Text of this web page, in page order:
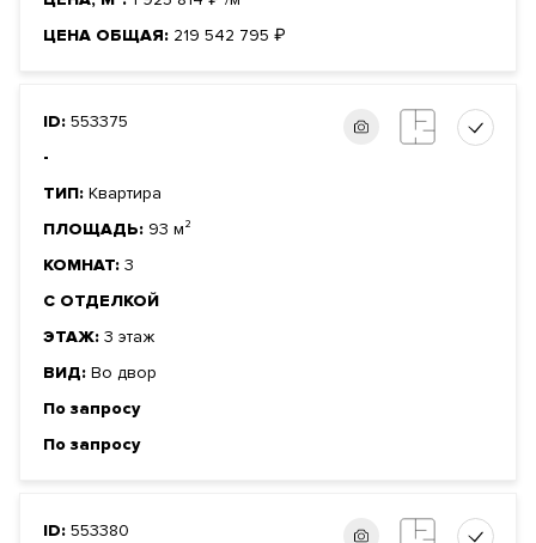
ЦЕНА ОБЩАЯ: 219 542 795 ₽
ID: 553375
-
ТИП: Квартира
ПЛОЩАДЬ: 93 м²
КОМНАТ: 3
С ОТДЕЛКОЙ
ЭТАЖ: 3 этаж
ВИД: Во двор
По запросу
По запросу
ID: 553380